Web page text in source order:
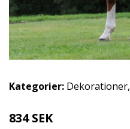
Kategorier: Dekorationer,
834 SEK